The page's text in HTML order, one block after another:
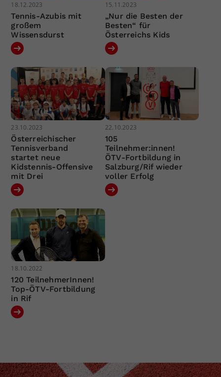
18.12.2023
Tennis-Azubis mit
großem
Wissensdurst
15.11.2023
„Nur die Besten der
Besten“ für
Österreichs Kids
23.10.2023
Österreichischer
Tennisverband
startet neue
Kidstennis-Offensive
mit Drei
22.10.2023
105
Teilnehmer:innen!
ÖTV-Fortbildung in
Salzburg/Rif wieder
voller Erfolg
18.10.2022
120 TeilnehmerInnen!
Top-ÖTV-Fortbildung
in Rif